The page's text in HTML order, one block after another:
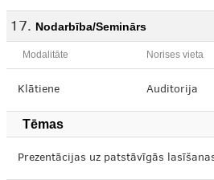
Nodarbība/Seminārs
Modalitāte Norises vieta
Klātiene Auditorija
Tēmas
Prezentācijas uz patstāvīgās